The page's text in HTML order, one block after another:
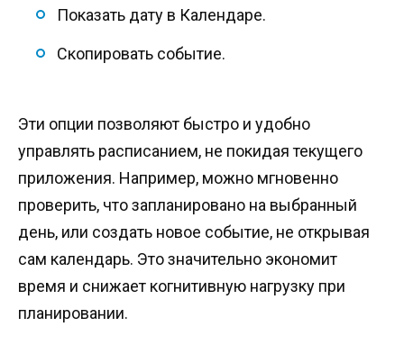
Показать дату в Календаре.
Скопировать событие.
Эти опции позволяют быстро и удобно
управлять расписанием, не покидая текущего
приложения. Например, можно мгновенно
проверить, что запланировано на выбранный
день, или создать новое событие, не открывая
сам календарь. Это значительно экономит
время и снижает когнитивную нагрузку при
планировании.